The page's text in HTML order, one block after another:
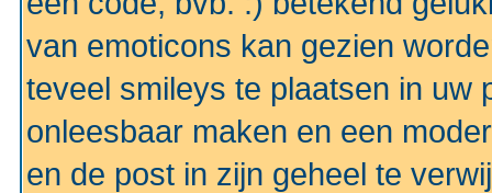
van emoticons kan gezien
teveel smileys te plaatsen in uw
onleesbaar maken en een
en de post in zijn geheel te